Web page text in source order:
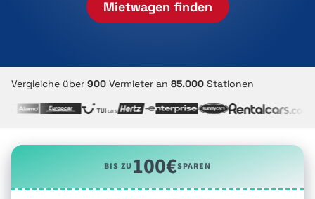
Mietwagen finden
Vergleiche über 900 Vermieter an 85.000 Stationen
BIS ZU100€SPAREN